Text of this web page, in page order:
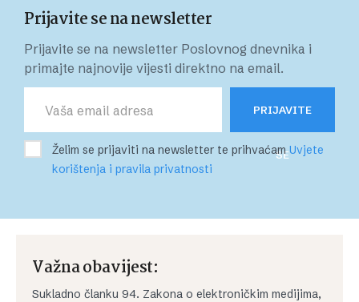
Prijavite se na newsletter
Prijavite se na newsletter Poslovnog dnevnika i
primajte najnovije vijesti direktno na email.
PRIJAVITE
SE
Želim se prijaviti na newsletter te prihvaćamUvjete
korištenja i pravila privatnosti
Važna obavijest:
Sukladno članku 94. Zakona o elektroničkim medijima,